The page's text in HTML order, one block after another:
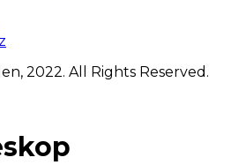
2022. All Rights Reserved.